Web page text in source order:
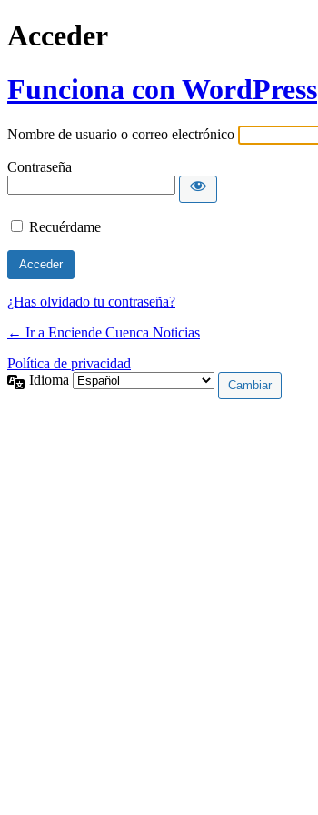
Acceder
Funciona con WordPress
Nombre de usuario o correo electrónico
Contraseña
Recuérdame
¿Has olvidado tu contraseña?
← Ir a Enciende Cuenca Noticias
Política de privacidad
Idioma